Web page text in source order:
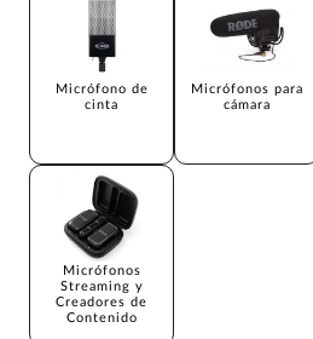
Micrófono de
cinta
Micrófonos para
cámara
Micrófonos
Streaming y
Creadores de
Contenido